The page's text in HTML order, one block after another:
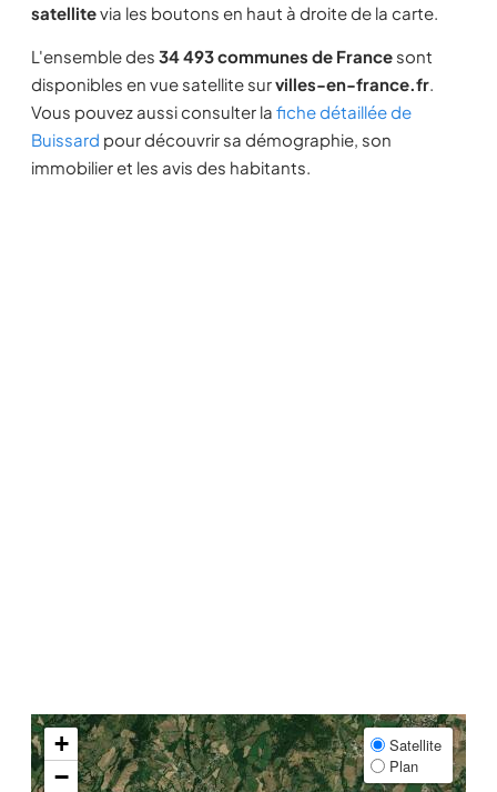
satellitevia les boutons en haut à droite de la carte.
L'ensemble des 34 493 communes de France sont
disponibles en vue satellite survilles-en-france.fr.
Vous pouvez aussi consulter la fiche détaillée de
Buissard pour découvrir sa démographie, son
immobilier et les avis des habitants.
+
−
Satellite
Plan